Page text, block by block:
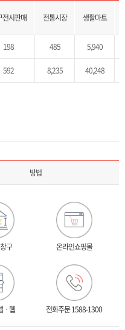
전시판매 전통시장 생활마트
198 485 5,940
592 8,235 40,248
방법
구 온라인쇼핑몰
ㆍ웹 전화주문1588-1300